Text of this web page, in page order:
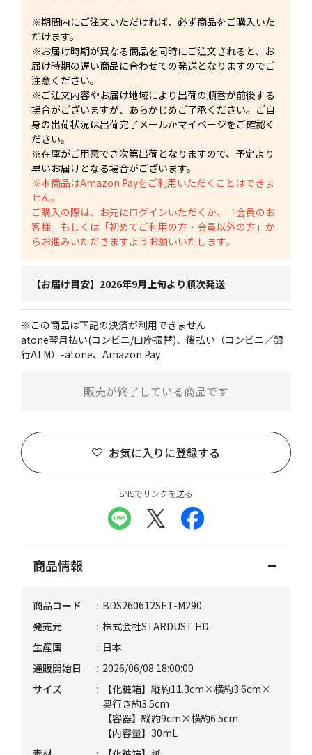
※期間内にご注文いただければ、必ず商品をご購入いた
だけます。
※お届け時期が異なる商品を同時にご注文されると、お
届け時期の遅い商品に合わせての発送となりますのでご
注意ください。
※ご注文内容やお届け地域により出荷の順番が前後する
場合がございますが、あらかじめご了承ください。ご自
身の出荷状況は出荷完了メールかマイページをご確認く
ださい。
※在庫がご用意でき次第出荷となりますので、予定より
早いお届けとなる場合がございます。
※本商品はAmazon Payをご利用いただくことはできま
せん。
ご購入の際は、お先にログインいただくか、「会員のお
客様」もしくは「初めてご利用の方・会員以外の方」か
らお進みいただきますようお願いいたします。
【お届け目安】2026年9月上旬より順次発送
※この商品は下記の決済が利用できません
atone翌月払い(コンビニ/口座振替)、後払い（コンビニ／銀
行ATM）-atone、Amazon Pay
お気に入りに登録する
販売が終了している商品です
SNSでリンクを送る
商品情報
商品コード
BDS260612SET-M290
発売元
株式会社STARDUST HD.
生産国
日本
通販開始日
2026/06/08 18:00:00
サイズ
【化粧箱】縦約11.3cm×横約3.6cm×
奥行き約3.5cm
【容器】縦約9cm×横約6.5cm
【内容量】30mL